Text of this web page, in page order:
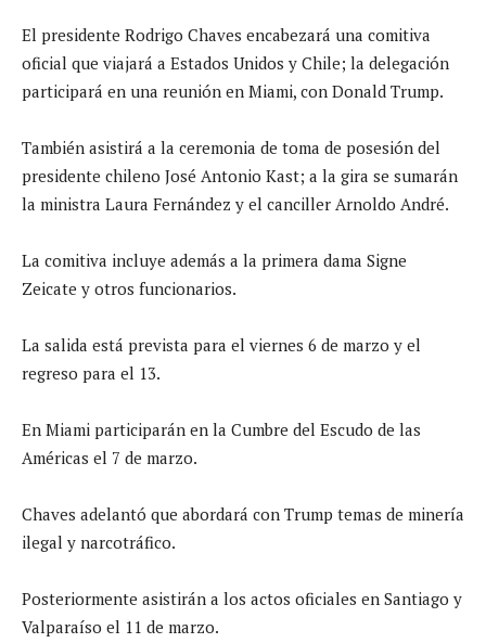
El presidente Rodrigo Chaves encabezará una comitiva
oficial que viajará a Estados Unidos y Chile; la delegación
participará en una reunión en Miami, con Donald Trump.
También asistirá a la ceremonia de toma de posesión del
presidente chileno José Antonio Kast; a la gira se sumarán
la ministra Laura Fernández y el canciller Arnoldo André.
La comitiva incluye además a la primera dama Signe
Zeicate y otros funcionarios.
La salida está prevista para el viernes 6 de marzo y el
regreso para el 13.
En Miami participarán en la Cumbre del Escudo de las
Américas el 7 de marzo.
Chaves adelantó que abordará con Trump temas de minería
ilegal y narcotráfico.
Posteriormente asistirán a los actos oficiales en Santiago y
Valparaíso el 11 de marzo.